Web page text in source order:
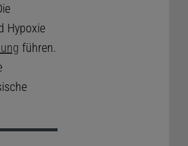
Hypoxie
führen.